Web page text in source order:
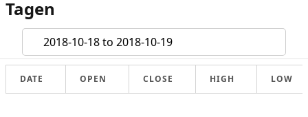
Tagen
DATE OPEN CLOSE HIGH LOW